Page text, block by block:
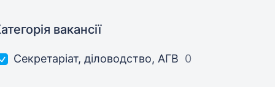
вакансії
Секретаріат, діловодство, АГВ 0